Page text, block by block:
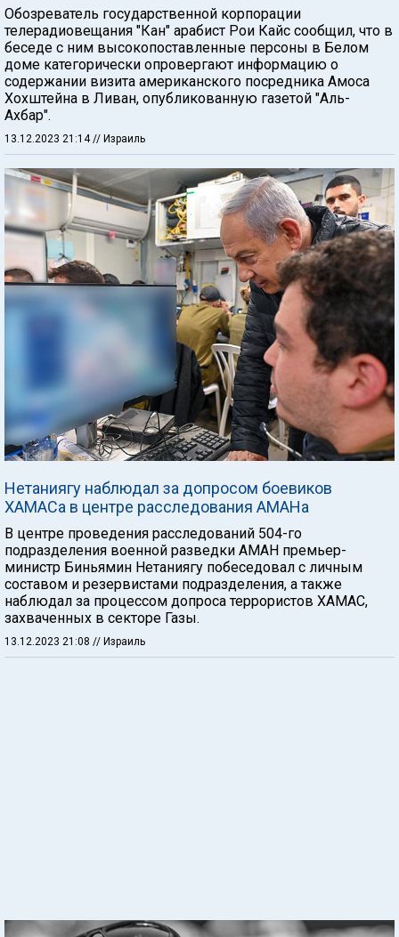
Обозреватель государственной корпорации
телерадиовещания "Кан" арабист Рои Кайс сообщил, что в
беседе с ним высокопоставленные персоны в Белом
доме категорически опровергают информацию о
содержании визита американского посредника Амоса
Хохштейна в Ливан, опубликованную газетой "Аль-
Ахбар".
13.12.2023 21:14// Израиль
Нетаниягу наблюдал за допросом боевиков
ХАМАСа в центре расследования АМАНа
В центре проведения расследований 504-го
подразделения военной разведки АМАН премьер-
министр Биньямин Нетаниягу побеседовал с личным
составом и резервистами подразделения, а также
наблюдал за процессом допроса террористов ХАМАС,
захваченных в секторе Газы.
13.12.2023 21:08 // Израиль